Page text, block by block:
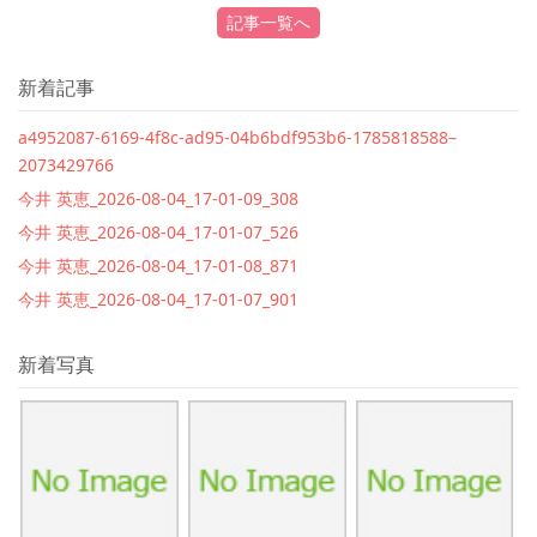
記事一覧へ
新着記事
a4952087-6169-4f8c-ad95-04b6bdf953b6-1785818588–
2073429766
今井 英恵_2026-08-04_17-01-09_308
今井 英恵_2026-08-04_17-01-07_526
今井 英恵_2026-08-04_17-01-08_871
今井 英恵_2026-08-04_17-01-07_901
新着写真